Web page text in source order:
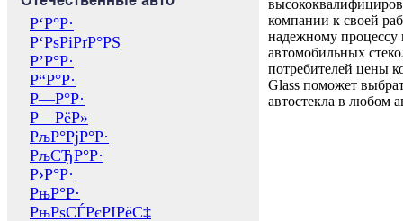
Р‘Р°Р·
Р‘РѕРіРґР°РЅ
Р’Р°Р·
Р“Р°Р·
Р—Р°Р·
Р—РёР»
РљР°РјР°Р·
РљСЂР°Р·
Р›Р°Р·
РњР°Р·
РњРѕСЃРєРІРёС‡
компании к своей
надежному процессу
автомобильных
потребителей цены
Glass поможет
автостекла в любом